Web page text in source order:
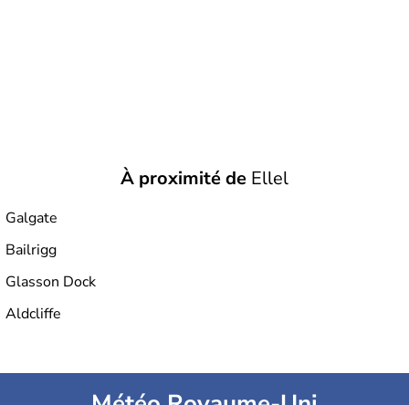
À proximité de Ellel
Galgate
Bailrigg
Glasson Dock
Aldcliffe